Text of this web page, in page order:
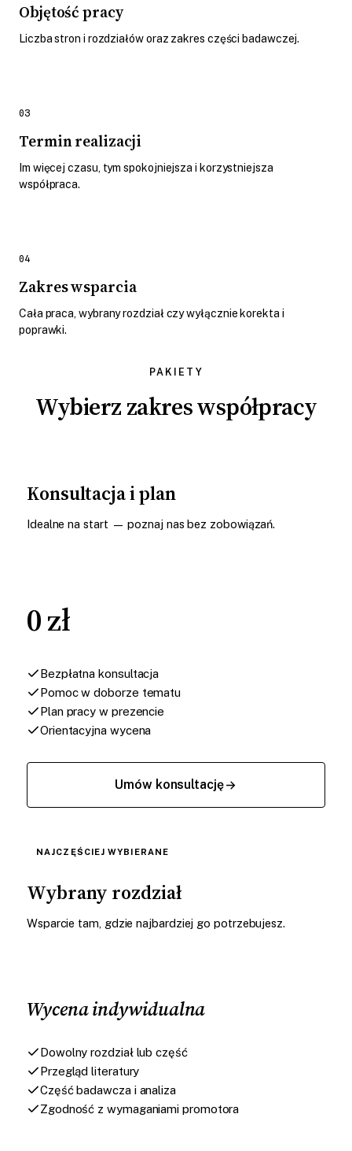
Objętość pracy
Liczba stron i rozdziałów oraz zakres części badawczej.
03
Termin realizacji
Im więcej czasu, tym spokojniejsza i korzystniejsza
współpraca.
04
Zakres wsparcia
Cała praca, wybrany rozdział czy wyłącznie korekta i
poprawki.
PAKIETY
Wybierz zakres współpracy
Konsultacja i plan
Idealne na start — poznaj nas bez zobowiązań.
0 zł
Bezpłatna konsultacja
Pomoc w doborze tematu
Plan pracy w prezencie
Orientacyjna wycena
Umów konsultację
NAJCZĘŚCIEJ WYBIERANE
Wybrany rozdział
Wsparcie tam, gdzie najbardziej go potrzebujesz.
Wycena indywidualna
Dowolny rozdział lub część
Przegląd literatury
Część badawcza i analiza
Zgodność z wymaganiami promotora